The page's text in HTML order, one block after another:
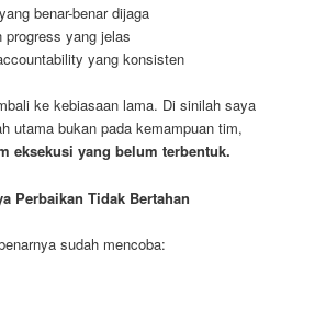
benar-benar dijaga
progress yang jelas
yang konsisten
ke kebiasaan lama. Di sinilah saya
utama bukan pada kemampuan tim,
eksekusi yang belum terbentuk.
Perbaikan Tidak Bertahan
sudah mencoba: